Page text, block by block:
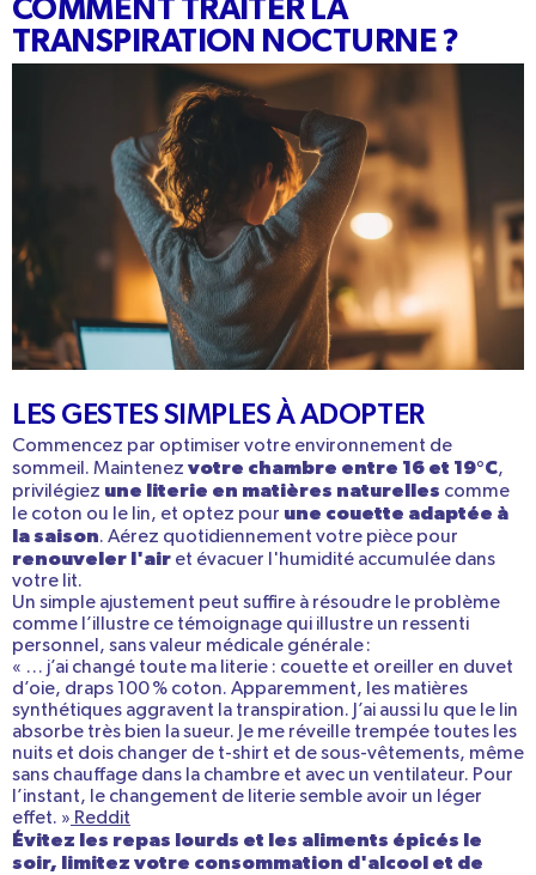
COMMENT TRAITER LA
TRANSPIRATION NOCTURNE ?
LES GESTES SIMPLES À ADOPTER
Commencez par optimiser votre environnement de
sommeil. Maintenez votre chambre entre 16 et 19°C,
privilégiez une literie en matières naturelles comme
le coton ou le lin, et optez pour une couette adaptée à
la saison. Aérez quotidiennement votre pièce pour
renouveler l'air et évacuer l'humidité accumulée dans
votre lit.
Un simple ajustement peut suffire à résoudre le problème
comme l’illustre ce témoignage qui illustre un ressenti
personnel, sans valeur médicale générale :
« … j’ai changé toute ma literie : couette et oreiller en duvet
d’oie, draps 100 % coton. Apparemment, les matières
synthétiques aggravent la transpiration. J’ai aussi lu que le lin
absorbe très bien la sueur. Je me réveille trempée toutes les
nuits et dois changer de t-shirt et de sous-vêtements, même
sans chauffage dans la chambre et avec un ventilateur. Pour
l’instant, le changement de literie semble avoir un léger
effet. » Reddit
Évitez les repas lourds et les aliments épicés le
soir, limitez votre consommation d'alcool et de